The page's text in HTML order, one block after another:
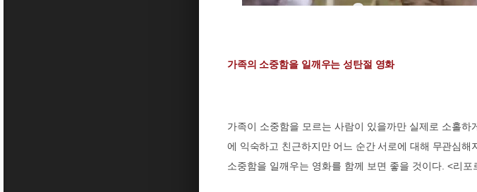
가족의 소중함을 일깨우는 성탄절 영화
가족이 소중함을 모르는 사람이 있을까만 실제로 소홀하
에 익숙하고 친근하지만 어느 순간 서로에 대해 무관심해
소중함을 일깨우는 영화를 함께 보면 좋을 것이다. <리